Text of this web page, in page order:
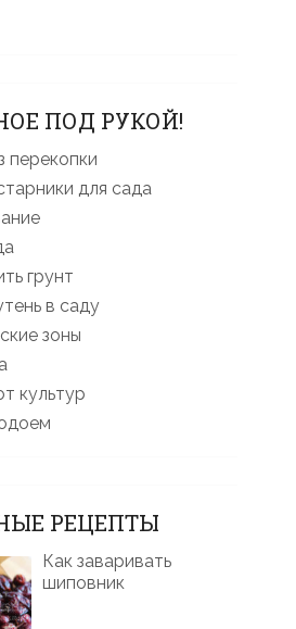
ПОД РУКОЙ!
перекопки
для сада
грунт
в саду
зоны
культур
РЕЦЕПТЫ
Как заваривать
шиповник